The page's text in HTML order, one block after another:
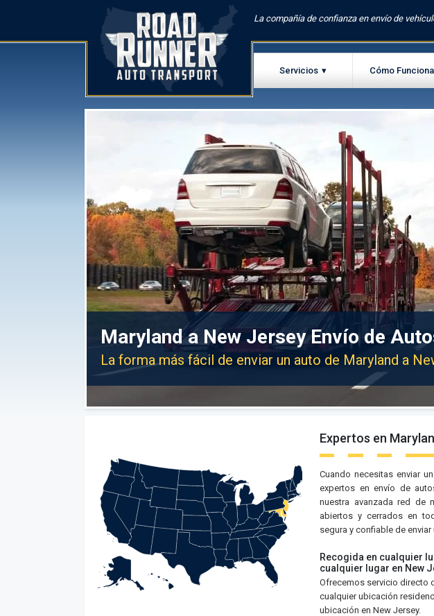
La compañía de confianza en envío de
Servicios Cómo Funciona
Maryland a New Jersey Envío de
La forma más fácil de enviar un auto de Maryland a
Expertos en
Cuando necesitas enviar
expertos en envío de
nuestra avanzada red de
abiertos y cerrados en
segura y confiable de
Recogida en cualquier
cualquier lugar en New
Ofrecemos servicio directo
cualquier ubicación
ubicación en New Jersey.